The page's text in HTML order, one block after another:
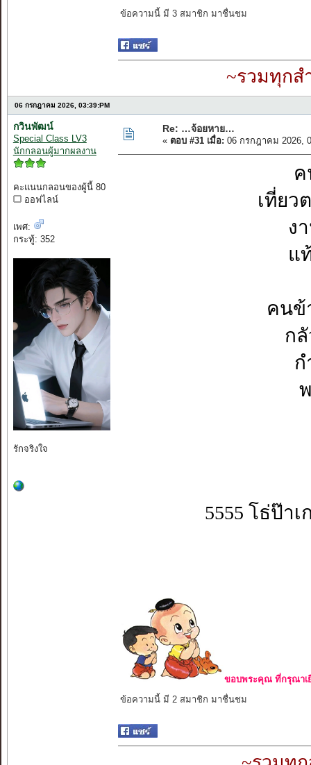
ข้อความนี้ มี 3 สมาชิก มาชื่นชม
~รวมทุกส
06 กรกฎาคม 2026, 03:39:PM
กวินพัฒน์
Special Class LV3
นักกลอนผู้มากผลงาน
คะแนนกลอนของผู้นี้ 80
ออฟไลน์
เพศ:
กระทู้: 352
รักจริงใจ
Re: …จ้อยหาย…
« ตอบ #31 เมื่อ: 06 กรกฎาคม 2026,
ค
เที่ยว
ง
แ
คนข้
ก
ก
5555 โธ่ป๊า
ขอบพระคุณ ที่กรุณาเ
ข้อความนี้ มี 2 สมาชิก มาชื่นชม